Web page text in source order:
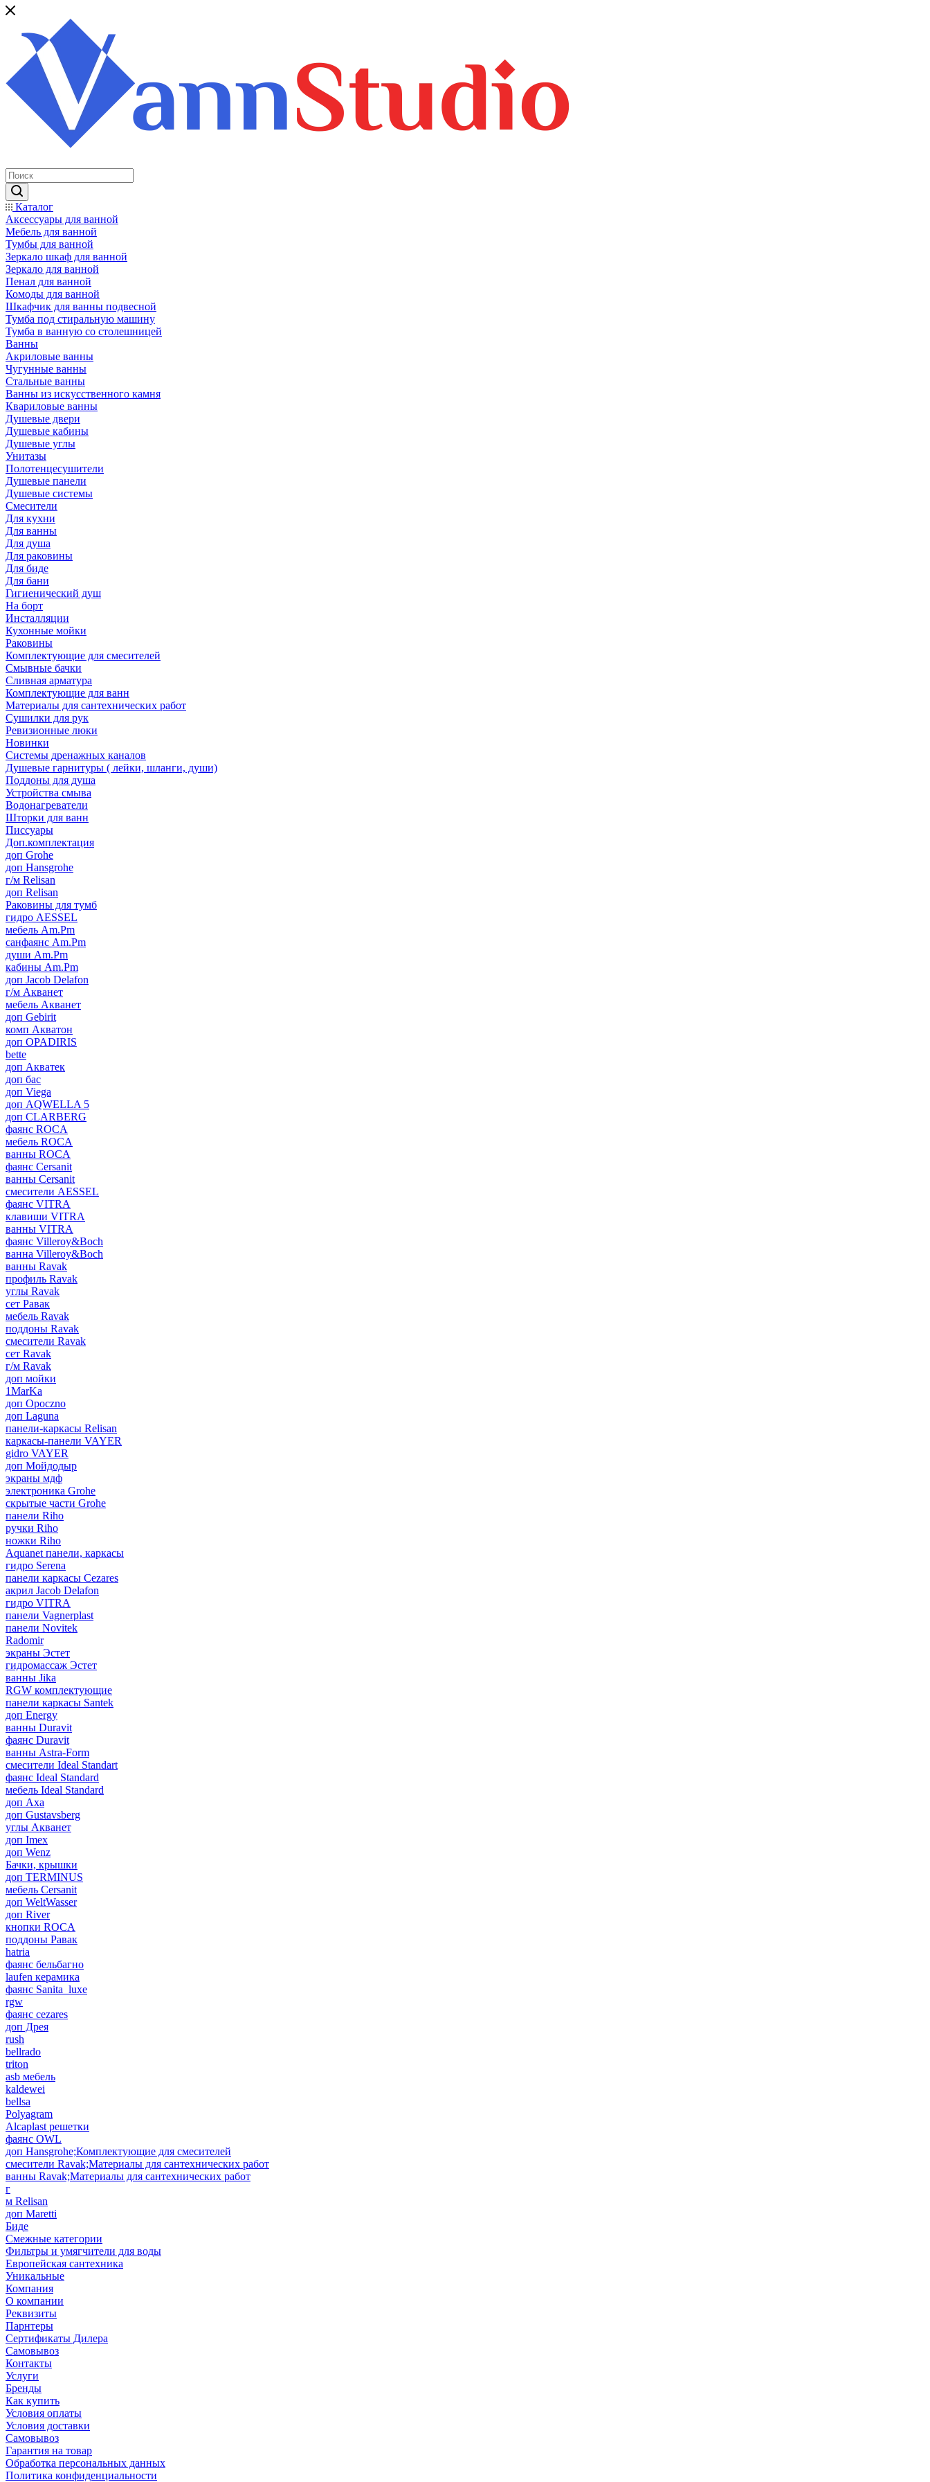
Каталог
Аксессуары для ванной
Мебель для ванной
Тумбы для ванной
Зеркало шкаф для ванной
Зеркало для ванной
Пенал для ванной
Комоды для ванной
Шкафчик для ванны подвесной
Тумба под стиральную машину
Тумба в ванную со столешницей
Ванны
Акриловые ванны
Чугунные ванны
Стальные ванны
Ванны из искусственного камня
Квариловые ванны
Душевые двери
Душевые кабины
Душевые углы
Унитазы
Полотенцесушители
Душевые панели
Душевые системы
Смесители
Для кухни
Для ванны
Для душа
Для раковины
Для биде
Для бани
Гигиенический душ
На борт
Инсталляции
Кухонные мойки
Раковины
Комплектующие для смесителей
Смывные бачки
Сливная арматура
Комплектующие для ванн
Материалы для сантехнических работ
Сушилки для рук
Ревизионные люки
Новинки
Системы дренажных каналов
Душевые гарнитуры ( лейки, шланги, души)
Поддоны для душа
Устройства смыва
Водонагреватели
Шторки для ванн
Писсуары
Доп.комплектация
доп Grohe
доп Hansgrohe
г/м Relisan
доп Relisan
Раковины для тумб
гидро AESSEL
мебель Am.Pm
санфаянс Am.Pm
души Am.Pm
кабины Am.Pm
доп Jacob Delafon
г/м Акванет
мебель Акванет
доп Gebirit
комп Акватон
доп OPADIRIS
bette
доп Акватек
доп бас
доп Viega
доп AQWELLA 5
доп CLARBERG
фаянс ROCA
мебель ROCA
ванны ROCA
фаянс Cersanit
ванны Cersanit
смесители AESSEL
фаянс VITRA
клавиши VITRA
ванны VITRA
фаянс Villeroy&Boch
ванна Villeroy&Boch
ванны Ravak
профиль Ravak
углы Ravak
сет Равак
мебель Ravak
поддоны Ravak
смесители Ravak
сет Ravak
г/м Ravak
доп мойки
1MarKa
доп Opoczno
доп Laguna
панели-каркасы Relisan
каркасы-панели VAYER
gidro VAYER
доп Мойдодыр
экраны мдф
электроника Grohe
скрытые части Grohe
панели Riho
ручки Riho
ножки Riho
Aquanet панели, каркасы
гидро Serena
панели каркасы Cezares
акрил Jacob Delafon
гидро VITRA
панели Vagnerplast
панели Novitek
Radomir
экраны Эстет
гидромассаж Эстет
ванны Jika
RGW комплектующие
панели каркасы Santek
доп Energy
ванны Duravit
фаянс Duravit
ванны Astra-Form
смесители Ideal Standart
фаянс Ideal Standard
мебель Ideal Standard
доп Axa
доп Gustavsberg
углы Акванет
доп Imex
доп Wenz
Бачки, крышки
доп TERMINUS
мебель Cersanit
доп WeltWasser
доп River
кнопки ROCA
поддоны Равак
hatria
фаянс бельбагно
laufen керамика
фаянс Sanita_luxe
rgw
фаянс cezares
доп Дрея
rush
bellrado
triton
asb мебель
kaldewei
bellsa
Polyagram
Alcaplast решетки
фаянс OWL
доп Hansgrohe;Комплектующие для смесителей
смесители Ravak;Материалы для сантехнических работ
ванны Ravak;Материалы для сантехнических работ
г
м Relisan
доп Maretti
Биде
Смежные категории
Фильтры и умягчители для воды
Европейская сантехника
Уникальные
Компания
О компании
Реквизиты
Парнтеры
Сертификаты Дилера
Самовывоз
Контакты
Услуги
Бренды
Как купить
Условия оплаты
Условия доставки
Самовывоз
Гарантия на товар
Обработка персональных данных
Политика конфиденциальности